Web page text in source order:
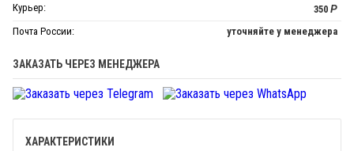
Курьер:
350 Р
Почта России:
уточняйте у менеджера
ЗАКАЗАТЬ ЧЕРЕЗ МЕНЕДЖЕРА
ХАРАКТЕРИСТИКИ